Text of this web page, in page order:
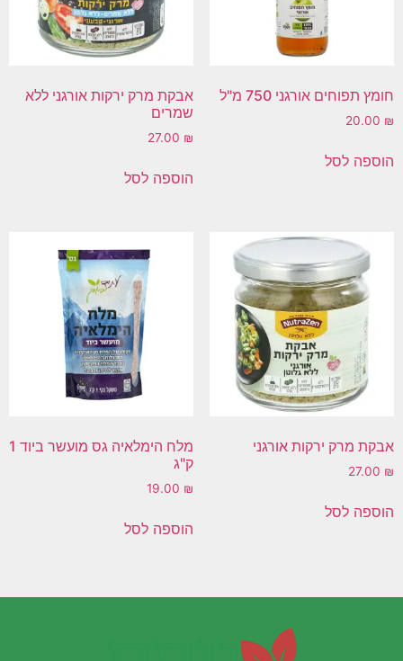
חומץ תפוחים אורגני 750 מ"ל
20.00 ₪
הוספה לסל
אבקת מרק ירקות אורגני ללא
שמרים
27.00 ₪
הוספה לסל
אבקת מרק ירקות אורגני
27.00 ₪
הוספה לסל
מלח הימלאיה גס מועשר ביוד 1
ק"ג
19.00 ₪
הוספה לסל